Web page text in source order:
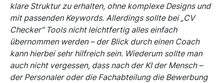
klare Struktur zu erhalten, ohne komplexe Designs und
mit passenden Keywords. Allerdings sollte bei „CV
Checker“ Tools nicht leichtfertig alles einfach
übernommen werden – der Blick durch einen Coach
kann hierbei sehr hilfreich sein. Wiederum sollte man
auch nicht vergessen, dass nach der KI der Mensch –
der Personaler oder die Fachabteilung die Bewerbung